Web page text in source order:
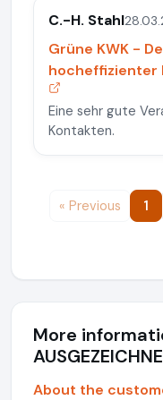
C.-H. Stahl
Grüne KWK -
hocheffizienter
Eine sehr gute
Kontakten.
« Previous 1
More
About the